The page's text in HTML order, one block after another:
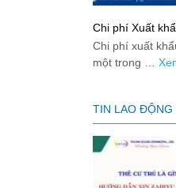
Chi phí Xuất
bao nhiêu tiền?
2026
Chi phí xuất
một trong …
TIN LAO ĐỘNG